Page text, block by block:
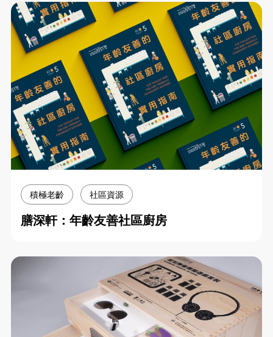
積極老齡 社區資源
膳深軒：年齡友善社區廚房